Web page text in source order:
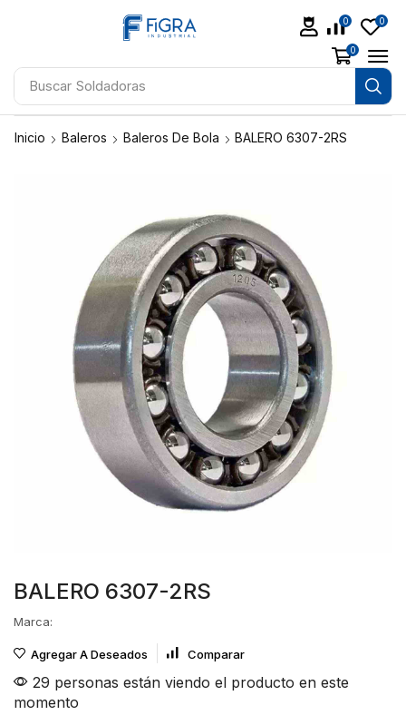
Buscar Soldadoras
0 0
0
Inicio Baleros Baleros De Bola BALERO 6307-2RS
BALERO 6307-2RS
Marca:
Agregar A Deseados Comparar
29 personas están viendo el producto en este
momento